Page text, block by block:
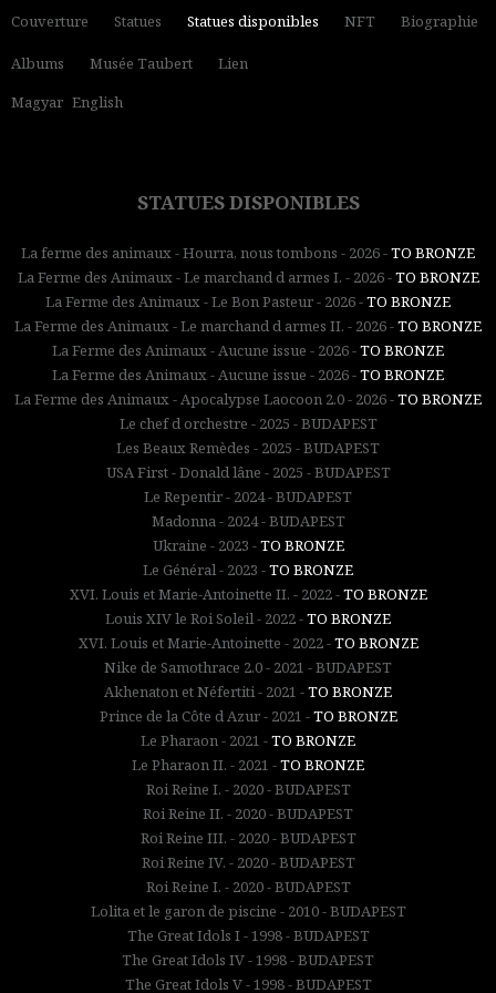
Couverture Statues Statues disponibles NFT Biographie
Albums Musée Taubert
Lien
Magyar English
STATUES DISPONIBLES
La ferme des animaux - Hourra, nous tombons - 2026 -TO BRONZE
La Ferme des Animaux - Le marchand d armes I. - 2026 -TO BRONZE
La Ferme des Animaux - Le Bon Pasteur - 2026 -TO BRONZE
La Ferme des Animaux - Le marchand d armes II. - 2026 -TO BRONZE
La Ferme des Animaux - Aucune issue - 2026 -TO BRONZE
La Ferme des Animaux - Aucune issue - 2026 -TO BRONZE
La Ferme des Animaux - Apocalypse Laocoon 2.0 - 2026 -TO BRONZE
Le chef d orchestre - 2025 - BUDAPEST
Les Beaux Remèdes - 2025 - BUDAPEST
USA First - Donald lâne - 2025 - BUDAPEST
Le Repentir - 2024 - BUDAPEST
Madonna - 2024 - BUDAPEST
Ukraine - 2023 -TO BRONZE
Le Général - 2023 -TO BRONZE
XVI. Louis et Marie-Antoinette II. - 2022 -TO BRONZE
Louis XIV le Roi Soleil - 2022 -TO BRONZE
XVI. Louis et Marie-Antoinette - 2022 -TO BRONZE
Nike de Samothrace 2.0 - 2021 - BUDAPEST
Akhenaton et Néfertiti - 2021 -TO BRONZE
Prince de la Côte d Azur - 2021 -TO BRONZE
Le Pharaon - 2021 -TO BRONZE
Le Pharaon II. - 2021 -TO BRONZE
Roi Reine I. - 2020 - BUDAPEST
Roi Reine II. - 2020 - BUDAPEST
Roi Reine III. - 2020 - BUDAPEST
Roi Reine IV. - 2020 - BUDAPEST
Roi Reine I. - 2020 - BUDAPEST
Lolita et le garon de piscine - 2010 - BUDAPEST
The Great Idols I - 1998 - BUDAPEST
The Great Idols IV - 1998 - BUDAPEST
The Great Idols V - 1998 - BUDAPEST